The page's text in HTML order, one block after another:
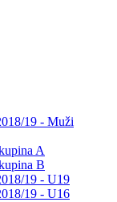
19 - Muži
A
B
19 - U19
19 - U16